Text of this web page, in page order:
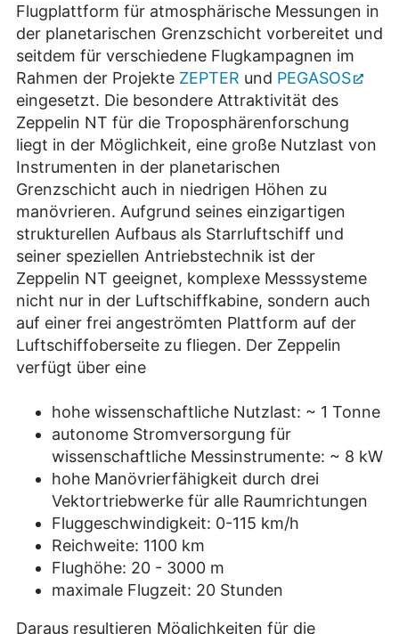
Flugplattform für atmosphärische Messungen in
der planetarischen Grenzschicht vorbereitet und
seitdem für verschiedene Flugkampagnen im
Rahmen der Projekte ZEPTER und PEGASOS
eingesetzt. Die besondere Attraktivität des
Zeppelin NT für die Troposphärenforschung
liegt in der Möglichkeit, eine große Nutzlast von
Instrumenten in der planetarischen
Grenzschicht auch in niedrigen Höhen zu
manövrieren. Aufgrund seines einzigartigen
strukturellen Aufbaus als Starrluftschiff und
seiner speziellen Antriebstechnik ist der
Zeppelin NT geeignet, komplexe Messsysteme
nicht nur in der Luftschiffkabine, sondern auch
auf einer frei angeströmten Plattform auf der
Luftschiffoberseite zu fliegen. Der Zeppelin
verfügt über eine
hohe wissenschaftliche Nutzlast: ~ 1 Tonne
autonome Stromversorgung für
wissenschaftliche Messinstrumente: ~ 8 kW
hohe Manövrierfähigkeit durch drei
Vektortriebwerke für alle Raumrichtungen
Fluggeschwindigkeit: 0-115 km/h
Reichweite: 1100 km
Flughöhe: 20 - 3000 m
maximale Flugzeit: 20 Stunden
Daraus resultieren Möglichkeiten für die